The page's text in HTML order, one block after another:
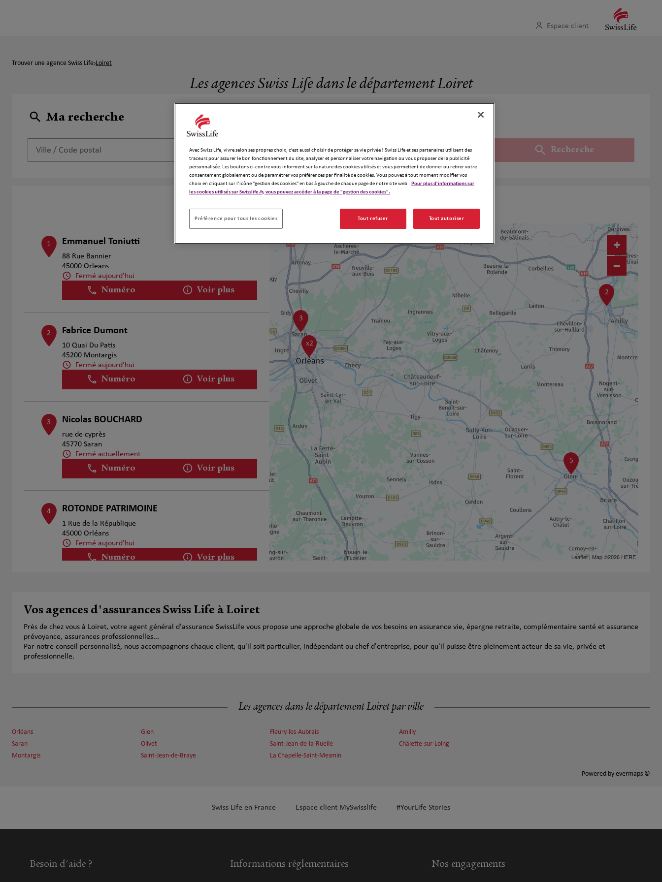
Espace client
Trouver une agence Swiss Life Loiret
Les agences Swiss Life dans le département Loiret
Ma recherche
Utiliser ma position
Recherche
1 Emmanuel Toniutti
88 Rue Bannier
45000 Orleans
Fermé aujourd'hui
Numéro Voir plus
2 Fabrice Dumont
10 Quai Du Patis
45200 Montargis
Fermé aujourd'hui
Numéro Voir plus
3 Nicolas BOUCHARD
rue de cyprès
45770 Saran
Fermé actuellement
Numéro Voir plus
4 ROTONDE PATRIMOINE
1 Rue de la République
45000 Orléans
Fermé aujourd'hui
Numéro Voir plus
4 Rue Albert Marchand
45500 Gien
Fermé aujourd'hui
Numéro Voir plus
5
2
3
x2
+
−
Leaflet| Map ©2026 HERE
Vos agences d'assurances Swiss Life à Loiret
Près de chez vous à Loiret, votre agent général d'assurance SwissLife vous propose une approche globale de vos besoins en assurance vie, épargne retraite, complémentaire santé et assurance
prévoyance, assurances professionnelles...
Par notre conseil personnalisé, nous accompagnons chaque client, qu'il soit particulier, indépendant ou chef d'entreprise, pour qu'il puisse être pleinement acteur de sa vie, privée et
professionnelle.
Les agences dans le département Loiret par ville
Orléans
Saran
Montargis
Gien
Olivet
Saint-Jean-de-Braye
Fleury-les-Aubrais
Saint-Jean-de-la-Ruelle
La Chapelle-Saint-Mesmin
Amilly
Châlette-sur-Loing
Powered by evermaps ©
Swiss Life en France Espace client MySwisslife #YourLife Stories
Besoin d'aide ? Informations réglementaires Nos engagements
Avec Swiss Life, vivre selon ses propres choix, c’est aussi choisir de protéger sa vie privée ! Swiss Life et ses partenaires utilisent des
traceurs pour assurer le bon fonctionnement du site, analyser et personnaliser votre navigation ou vous proposer de la publicité
personnalisée. Les boutons ci-contre vous informent sur la nature des cookies utilisés et vous permettent de donner ou retirer votre
consentement globalement ou de paramétrer vos préférences par finalité de cookies. Vous pouvez à tout moment modifier vos
choix en cliquant sur l’icône "gestion des cookies" en bas à gauche de chaque page de notre site web. Pour plus d'informations sur
les cookies utilisés sur Swisslife.fr, vous pouvez accéder à la page de "gestion des cookies".
Préférence pour tous les cookies Tout refuser Tout autoriser